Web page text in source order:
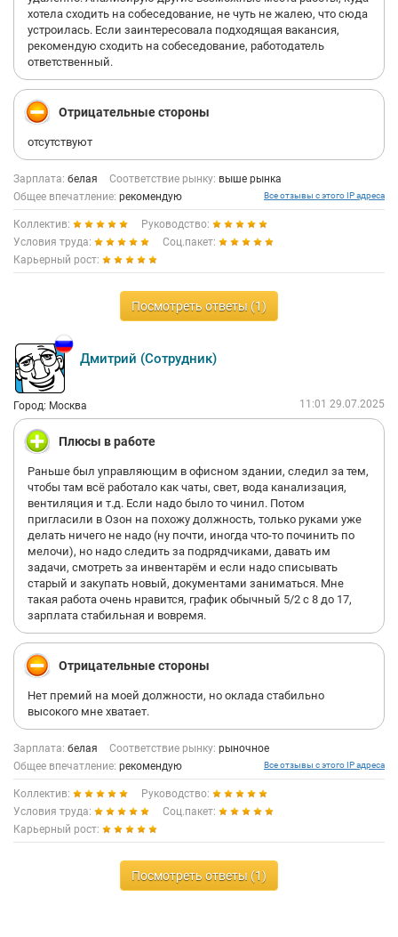
хотела сходить на собеседование, не чуть не жалею, что сюда
устроилась. Если заинтересовала подходящая вакансия,
рекомендую сходить на собеседование, работодатель
ответственный.
Отрицательные стороны
отсутствуют
Зарплата: белая Соответствие рынку: выше рынка
Общее впечатление: рекомендую Все отзывы с этого IP адреса
Коллектив:
Руководство:
Условия труда:
Соц.пакет:
Карьерный рост:
Посмотреть ответы (1)
Дмитрий (Сотрудник)
Город: Москва 11:01 29.07.2025
Плюсы в работе
Раньше был управляющим в офисном здании, следил за тем,
чтобы там всё работало как чаты, свет, вода канализация,
вентиляция и т.д. Если надо было то чинил. Потом
пригласили в Озон на похожу должность, только руками уже
делать ничего не надо (ну почти, иногда что-то починить по
мелочи), но надо следить за подрядчиками, давать им
задачи, смотреть за инвентарём и если надо списывать
старый и закупать новый, документами заниматься. Мне
такая работа очень нравится, график обычный 5/2 с 8 до 17,
зарплата стабильная и вовремя.
Отрицательные стороны
Нет премий на моей должности, но оклада стабильно
высокого мне хватает.
Зарплата: белая Соответствие рынку: рыночное
Общее впечатление: рекомендую Все отзывы с этого IP адреса
Коллектив:
Руководство:
Условия труда:
Соц.пакет:
Карьерный рост:
Посмотреть ответы (1)